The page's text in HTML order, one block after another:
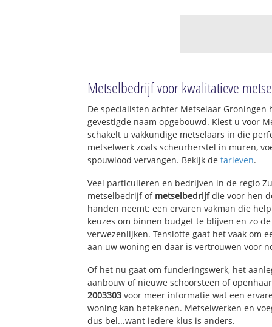
De Paauw
Dorp Wassenaar
Oostdorp
Zijlwatering en
De Deijl
Groot
Maaldrift
Weteringpark
Metselbedrijf voor kwalitatieve
De specialisten achter Metselaar
gevestigde naam opgebouwd. Kiest u voor
schakelt u vakkundige metselaars in die
metselwerk zoals scheurherstel in muren,
spouwlood vervangen. Bekijk detarieven.
Veel particulieren en bedrijven in de regio
metselbedrijf of metselbedrijfdie voor hen
handen neemt; een ervaren vakman die
keuzes om binnen budget te blijven en zo
verwezenlijken. Tenslotte gaat het vaak om
aan uw woning en daar is vertrouwen voor
Of het nu gaat om funderingswerk, het
aanbouw of nieuwe schoorsteen of
2003303 voor meer informatie wat een
woning kan betekenen. Metselwerken en
dus bel...want iedere klus is anders.